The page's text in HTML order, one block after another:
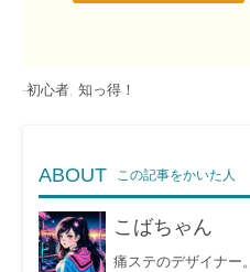
-初心者, 知っ得！
ABOUT この記事をかいた人
こばちゃん
痛ステのデザイナー。